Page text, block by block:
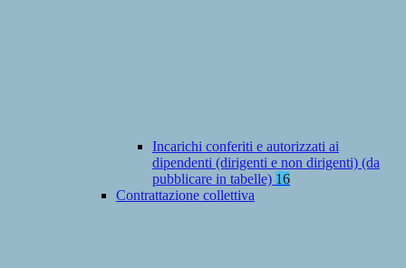
Incarichi conferiti e autorizzati ai
dipendenti (dirigenti e non dirigenti) (da
pubblicare in tabelle) 16
Contrattazione collettiva